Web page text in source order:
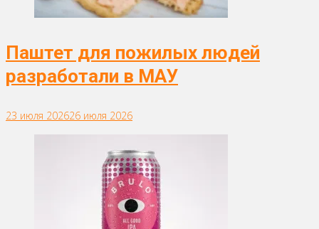
Паштет для пожилых людей
разработали в МАУ
23 июля 202626 июля 2026